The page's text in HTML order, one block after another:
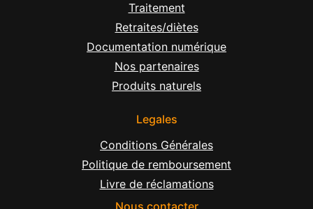
Traitement
Retraites/diètes
Documentation numérique
Nos partenaires
Produits naturels
Legales
Conditions Générales
Politique de remboursement
Livre de réclamations